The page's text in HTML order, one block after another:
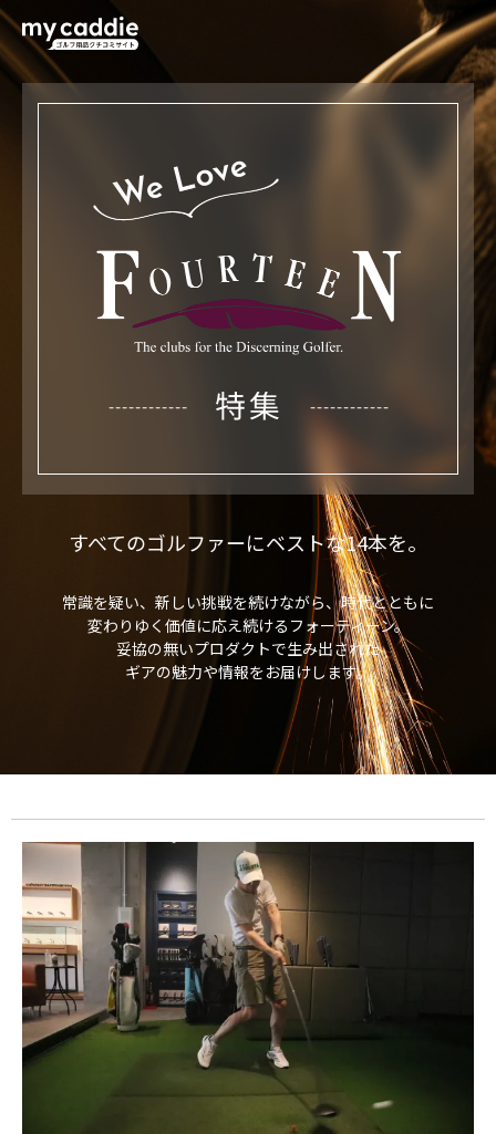
すべてのゴルファーにベストな14本を。
常識を疑い、新しい挑戦を続けながら、時代とともに
変わりゆく価値に応え続けるフォーティーン。
妥協の無いプロダクトで生み出された
ギアの魅力や情報をお届けします。